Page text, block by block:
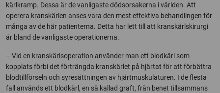
kärlkramp. Dessa är de vanligaste dödsorsakerna i världen. Att
operera kranskärlen anses vara den mest effektiva behandlingen för
många av de här patienterna. Detta har lett till att kranskärlskirurgi
är bland de vanligaste operationerna.
– Vid en kranskärlsoperation använder man ett blodkärl som
kopplats förbi det förträngda kranskärlet på hjärtat för att förbättra
blodtillförseln och syresättningen av hjärtmuskulaturen. I de flesta
fall används ett blodkärl, en så kallad graft, från benet tillsammans